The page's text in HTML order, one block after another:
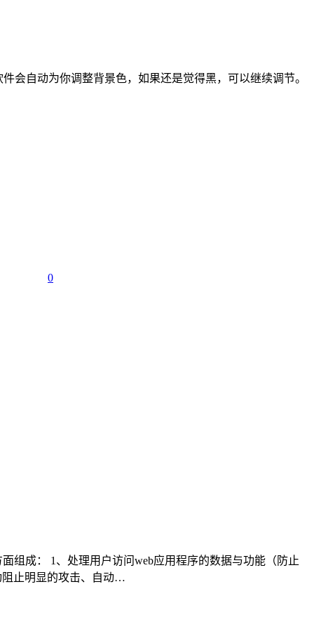
会自动为你调整背景色，如果还是觉得黑，可以继续调节。
0
组成： 1、处理用户访问web应用程序的数据与功能（防止
阻止明显的攻击、自动…